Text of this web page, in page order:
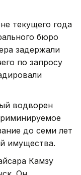
текущего года
бюро
задержали
по запросу
водворен
до семи лет
имущества.
Камзу